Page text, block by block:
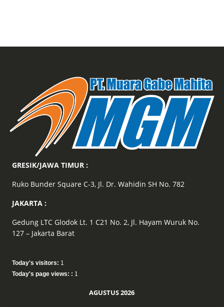
GRESIK/JAWA TIMUR :
Ruko Bunder Square C-3, Jl. Dr. Wahidin SH No. 782
JAKARTA :
Gedung LTC Glodok Lt. 1 C21 No. 2, Jl. Hayam Wuruk No.
127 – Jakarta Barat
Today's visitors: 1
Today's page views: : 1
AGUSTUS 2026